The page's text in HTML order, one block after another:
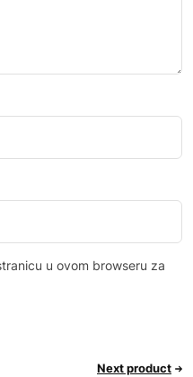
u ovom browseru za
Next product